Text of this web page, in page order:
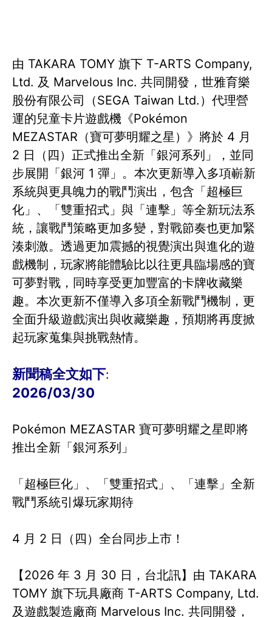
由 TAKARA TOMY 旗下 T-ARTS Company,
Ltd. 及 Marvelous Inc. 共同開發，世雅育樂
股份有限公司（SEGA Taiwan Ltd.）代理營
運的兒童卡片遊戲機《Pokémon
MEZASTAR（寶可夢明耀之星）》將於 4 月
2 日（四）正式推出全新「銀河系列」，並同
步展開「銀河 1 彈」。本次更新導入多項嶄新
系統與更具魄力的戰鬥演出，包含「超極巨
化」、「雙重招式」與「連擊」等全新玩法系
統，讓戰鬥策略更加多變，對戰節奏也更加緊
湊刺激。透過更加震撼的視覺演出與進化的遊
戲機制，玩家將能體驗比以往更具臨場感的寶
可夢對戰，同時享受更加豐富的卡牌收藏樂
趣。本次更新不僅導入多項全新戰鬥機制，更
全面升級遊戲演出與收藏樂趣，預期將再度掀
起玩家蒐集與挑戰熱情。
新聞稿全文如下:
2026/03/30
Pokémon MEZASTAR 寶可夢明耀之星即將
推出全新「銀河系列」
「超極巨化」、「雙重招式」、「連擊」全新
戰鬥系統引爆玩家期待
4 月 2 日（四）全台同步上市！
【2026 年 3 月 30 日，台北訊】由 TAKARA
TOMY 旗下玩具廠商 T-ARTS Company, Ltd.
及遊戲製造廠商 Marvelous Inc. 共同開發，